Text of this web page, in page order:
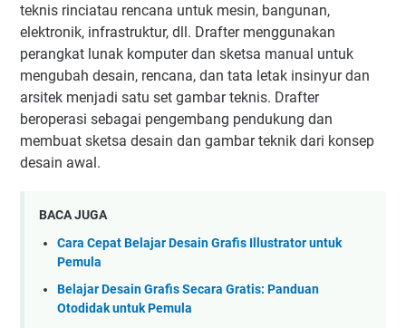
teknis rinciatau rencana untuk mesin, bangunan,
elektronik, infrastruktur, dll. Drafter menggunakan
perangkat lunak komputer dan sketsa manual untuk
mengubah desain, rencana, dan tata letak insinyur dan
arsitek menjadi satu set gambar teknis. Drafter
beroperasi sebagai pengembang pendukung dan
membuat sketsa desain dan gambar teknik dari konsep
desain awal.
BACA JUGA
Cara Cepat Belajar Desain Grafis Illustrator untuk
Pemula
Belajar Desain Grafis Secara Gratis: Panduan
Otodidak untuk Pemula